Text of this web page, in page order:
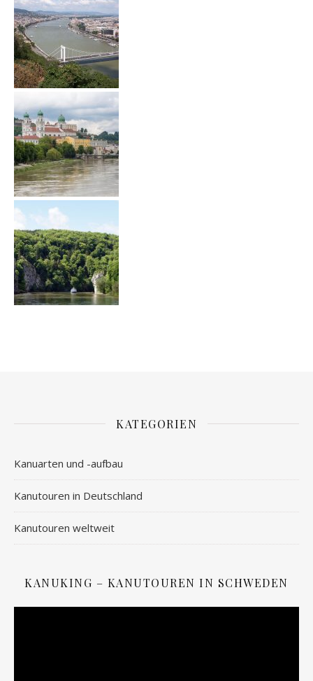
KATEGORIEN
Kanuarten und -aufbau
Kanutouren in Deutschland
Kanutouren weltweit
KANUKING – KANUTOUREN IN SCHWEDEN